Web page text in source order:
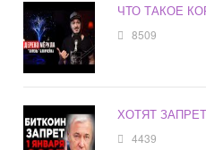
ЧТО ТАКОЕ
8509
ХОТЯТ
4439